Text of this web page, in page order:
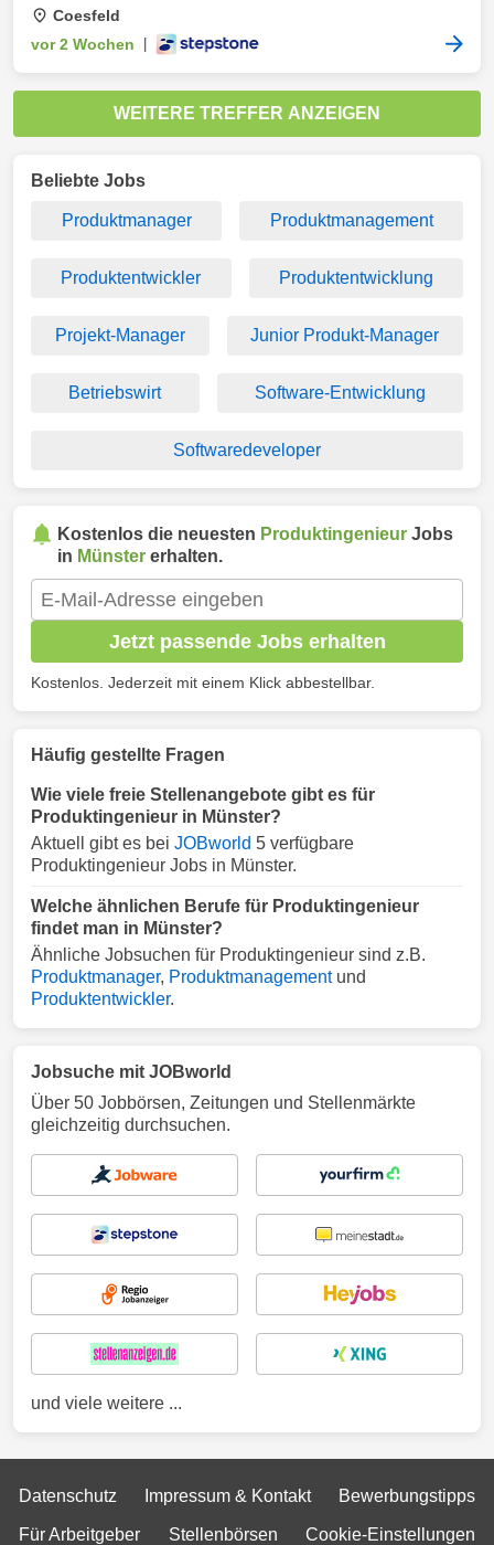
Coesfeld
vor 2 Wochen
WEITERE TREFFER ANZEIGEN
Beliebte Jobs
Produktmanager Produktmanagement
Produktentwickler Produktentwicklung
Projekt-Manager Junior Produkt-Manager
Betriebswirt Software-Entwicklung
Softwaredeveloper
Kostenlos die neuesten Produktingenieur Jobs
in Münster erhalten.
Jetzt passende Jobs erhalten
Kostenlos. Jederzeit mit einem Klick abbestellbar.
Häufig gestellte Fragen
Wie viele freie Stellenangebote gibt es für
Produktingenieur in Münster?
Aktuell gibt es bei JOBworld 5 verfügbare
Produktingenieur Jobs in Münster.
Welche ähnlichen Berufe für Produktingenieur
findet man in Münster?
Ähnliche Jobsuchen für Produktingenieur sind z.B.
Produktmanager, Produktmanagementund
Produktentwickler.
Jobsuche mit JOBworld
Über 50 Jobbörsen, Zeitungen und Stellenmärkte
gleichzeitig durchsuchen.
und viele weitere ...
Datenschutz Impressum & Kontakt Bewerbungstipps
Für Arbeitgeber Stellenbörsen Cookie-Einstellungen